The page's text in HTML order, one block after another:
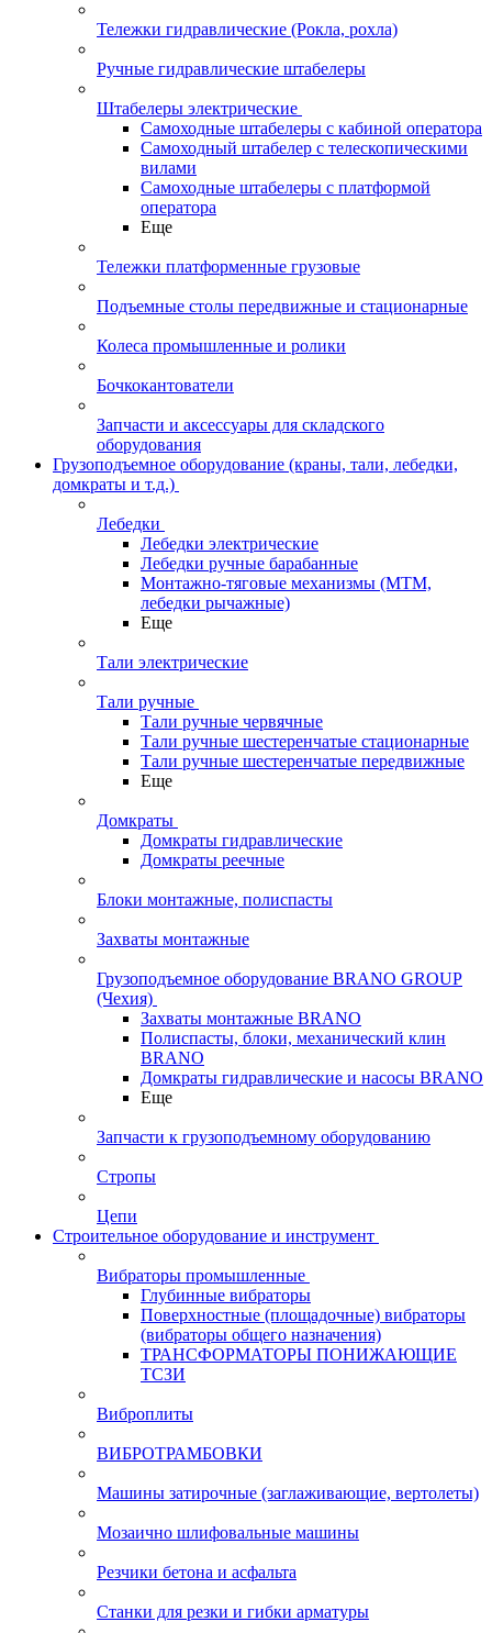
Тележки гидравлические (Рокла, рохла)
Ручные гидравлические штабелеры
Штабелеры электрические
Самоходные штабелеры с кабиной оператора
Самоходный штабелер с телескопическими
вилами
Самоходные штабелеры с платформой
оператора
Еще
Тележки платформенные грузовые
Подъемные столы передвижные и стационарные
Колеса промышленные и ролики
Бочкокантователи
Запчасти и аксессуары для складского
оборудования
Грузоподъемное оборудование (краны, тали, лебедки,
домкраты и т.д.)
Лебедки
Лебедки электрические
Лебедки ручные барабанные
Монтажно-тяговые механизмы (МТМ,
лебедки рычажные)
Еще
Тали электрические
Тали ручные
Тали ручные червячные
Тали ручные шестеренчатые стационарные
Тали ручные шестеренчатые передвижные
Еще
Домкраты
Домкраты гидравлические
Домкраты реечные
Блоки монтажные, полиспасты
Захваты монтажные
Грузоподъемное оборудование BRANO GROUP
(Чехия)
Захваты монтажные BRANO
Полиспасты, блоки, механический клин
BRANO
Домкраты гидравлические и насосы BRANO
Еще
Запчасти к грузоподъемному оборудованию
Стропы
Цепи
Строительное оборудование и инструмент
Вибраторы промышленные
Глубинные вибраторы
Поверхностные (площадочные) вибраторы
(вибраторы общего назначения)
ТРАНСФОРМАТОРЫ ПОНИЖАЮЩИЕ
ТСЗИ
Виброплиты
ВИБРОТРАМБОВКИ
Машины затирочные (заглаживающие, вертолеты)
Мозаично шлифовальные машины
Резчики бетона и асфальта
Станки для резки и гибки арматуры